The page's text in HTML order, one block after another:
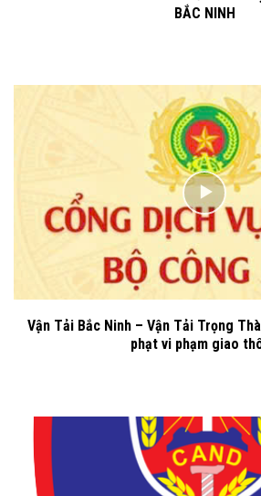
BẮC NINH
Vận Tải Bắc Ninh – Vận Tải Trọng
phạt vi phạm giao